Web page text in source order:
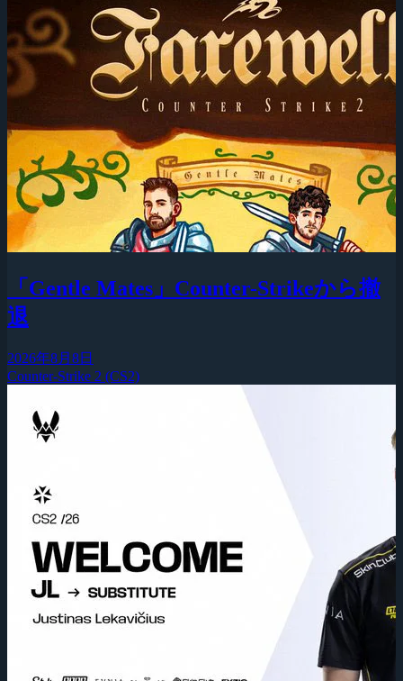
「Gentle Mates」Counter-Strikeから撤
退
2026年8月8日
Counter-Strike 2 (CS2)